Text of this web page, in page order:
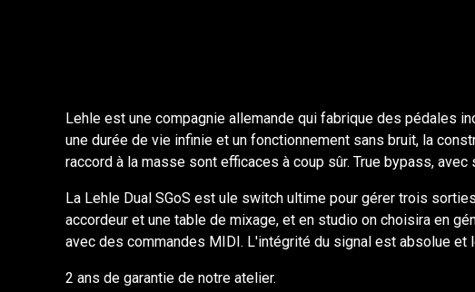
Lehle est une compagnie allemande qui fabrique des pédales
une durée de vie infinie et un fonctionnement sans bruit, la
raccord à la masse sont efficaces à coup sûr. True bypass,
La Lehle Dual SGoS est ule switch ultime pour gérer trois
accordeur et une table de mixage, et en studio on choisira en
avec des commandes MIDI. L'intégrité du signal est absolue et
2 ans de garantie de notre atelier.